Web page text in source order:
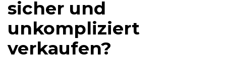
sicher und
unkompliziert
verkaufen?